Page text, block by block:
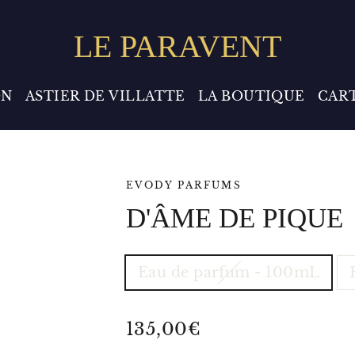
LE PARAVENT
ASTIER DE VILLATTE LA BOUTIQUE
EVODY PARFUMS
D'ÂME DE PIQUE
VOLUME
POIDS
Eau de parfum - 100mL
Prix
135,00€